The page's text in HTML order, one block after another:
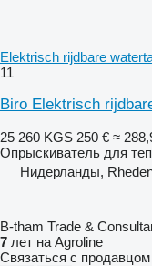
Elektrisch rijdbare
11
Biro Elektrisch
25 260 KGS 250 € ≈
Опрыскиватель для
Нидерланды,
B-tham Trade &
7 лет на Agroline
Связаться с продавцом